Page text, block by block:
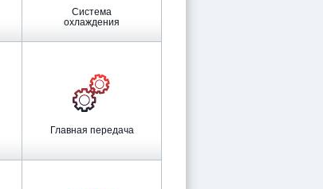
Система
охлаждения
Главная передача